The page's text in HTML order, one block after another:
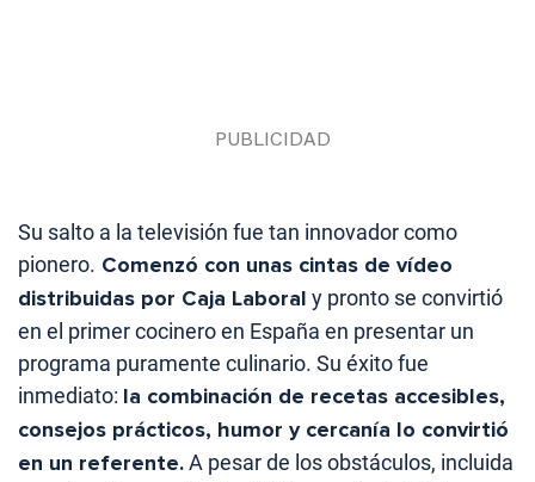
Su salto a la televisión fue tan innovador como
pionero. Comenzó con unas cintas de vídeo
distribuidas por Caja Laboral y pronto se convirtió
en el primer cocinero en España en presentar un
programa puramente culinario. Su éxito fue
inmediato: la combinación de recetas accesibles,
consejos prácticos, humor y cercanía lo convirtió
en un referente.A pesar de los obstáculos, incluida